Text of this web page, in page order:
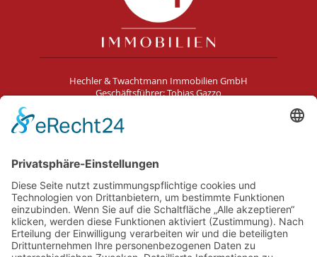
Hechler & Twachtmann Immobilien GmbH
Geschäftsführer: Tobias Gazzo
Kontakt
Impressum
AGB
Datenschutz